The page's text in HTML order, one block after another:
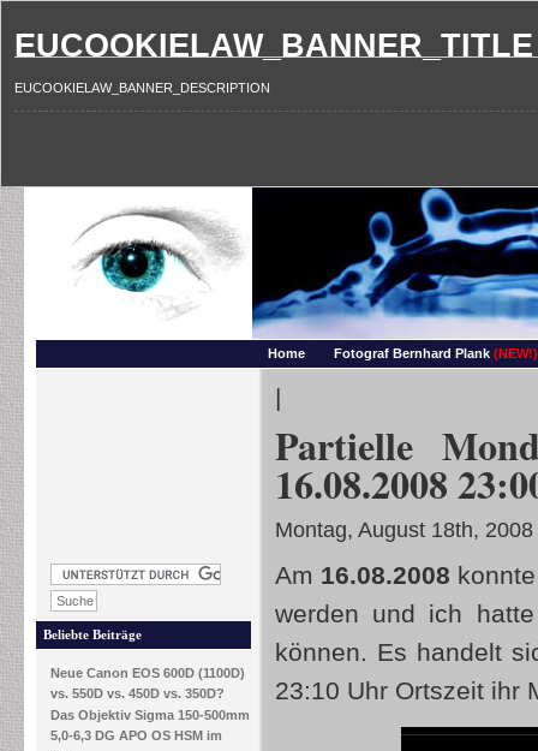
EUCOOKIELAW_BANNER_TITLE
EUCOOKIELAW_BANNER_DESCRIPTION
Home Fotograf Bernhard Plank (NEW!)
Beliebte Beiträge
Neue Canon EOS 600D (1100D)
vs. 550D vs. 450D vs. 350D?
Das Objektiv Sigma 150-500mm
5,0-6,3 DG APO OS HSM im
|
Partielle
16.08.2008
Montag, August 18th, 2008
Am 16.08.2008
werden und ich
können. Es handelt
23:10 Uhr Ortszeit ihr